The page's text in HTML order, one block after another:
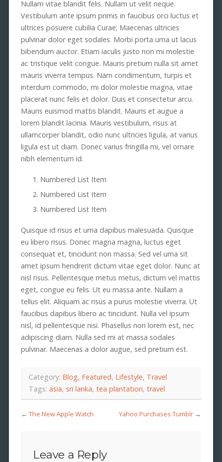
Nullam vitae blandit felis. Nullam ut velit neque.
Vestibulum ante ipsum primis in faucibus orci luctus et
ultrices posuere cubilia Curae; Maecenas ultricies
pulvinar dolor eget sodales. Morbi porta urna ut lacus
bibendum auctor. Etiam iaculis justo non mi molestie
ac tristique velit congue. Mauris pretium nulla sit amet
mauris viverra tempus. Nam condimentum, turpis et
interdum commodo, mi dolor molestie magna, vitae
placerat nunc felis et dolor. Duis et consectetur arcu.
Mauris euismod mattis blandit. Mauris et augue a
lorem blandit lacinia. Mauris vestibulum, risus at
ullamcorper blandit, odio nunc ultricies ligula, at varius
ligula est ut diam. Donec varius fringilla mi, vel ornare
nibh elementum id.
Numbered List Item
Numbered List Item
Numbered List Item
Quisque id risus et urna dapibus malesuada. Quisque
eu libero risus. Donec magna magna, luctus eget
consequat et, tincidunt non massa. Sed vel urna sit
amet ipsum hendrerit dictum vitae eget dolor. Nunc at
nisl risus. Pellentesque metus metus, dictum vel mattis
eget, congue eu felis. Ut eu massa ante. Nullam a
tellus elit. Aliquam ac risus a purus molestie viverra. Ut
faucibus dapibus libero ac tincidunt. Nulla vel ipsum
nisl, id pellentesque nisi. Phasellus non lorem est, nec
adipiscing diam. Nulla sed mi at massa sodales
pulvinar. Maecenas a dolor augue, sed pretium est.
Category: Blog, Featured, Lifestyle, Travel
Tags: asia, sri lanka, tea plantation, travel
← The New Apple Watch Yahoo Purchases Tumblr →
Leave a Reply